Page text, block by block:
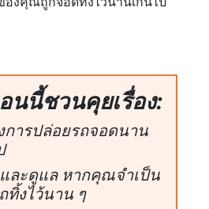
นนี้ชวนคุยเรื่อง:
การปล่อยรถจอดนาน
ละดูแล หากคุณจำเป็น
ทิ้งไว้นาน ๆ